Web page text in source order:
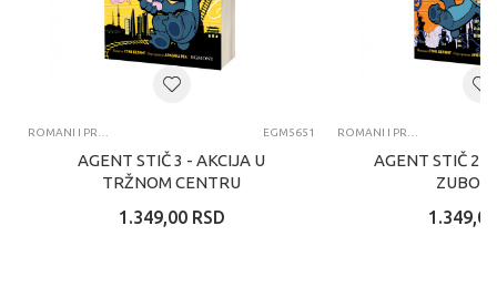
ROMANI I PRIČE EGM5651
AGENT STIČ 3 - AKCIJA U
TRŽNOM CENTRU
1.349,00 RSD
ROMANI I PRIČE
AGENT STIČ 2 -
1.349,00